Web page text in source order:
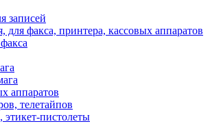
записей
для факса, принтера, кассовых аппаратов
аппаратов
телетайпов
пистолеты